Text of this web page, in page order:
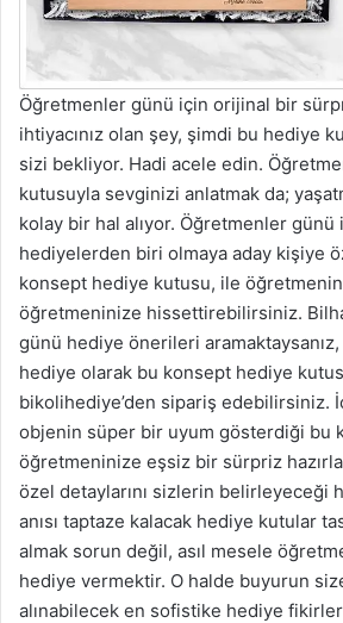
Öğretmenler günü için orijinal bir
ihtiyacınız olan şey, şimdi bu hediye
sizi bekliyor. Hadi acele edin.
kutusuyla sevginizi anlatmak da;
kolay bir hal alıyor. Öğretmenler
hediyelerden biri olmaya aday kişiye
konsept hediye kutusu, ile
öğretmeninize hissettirebilirsiniz.
günü hediye önerileri
hediye olarak bu konsept hediye
bikolihediye’den sipariş edebilirsiniz.
objenin süper bir uyum gösterdiği bu
öğretmeninize eşsiz bir sürpriz
özel detaylarını sizlerin belirleyeceği
anısı taptaze kalacak hediye kutular
almak sorun değil, asıl mesele
hediye vermektir. O halde buyurun
alınabilecek en sofistike hediye